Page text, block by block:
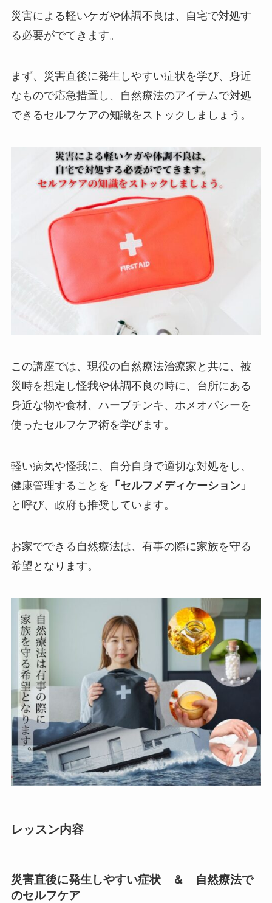
災害による軽いケガや体調不良は、自宅で対処す
る必要がでてきます。
まず、災害直後に発生しやすい症状を学び、身近
なもので応急措置し、自然療法のアイテムで対処
できるセルフケアの知識をストックしましょう。
この講座では、現役の自然療法治療家と共に、被
災時を想定し怪我や体調不良の時に、台所にある
身近な物や食材、ハーブチンキ、ホメオパシーを
使ったセルフケア術を学びます。
軽い病気や怪我に、自分自身で適切な対処をし、
健康管理することを 「セルフメディケーション」
と呼び、政府も推奨しています。
お家でできる自然療法は、有事の際に家族を守る
希望となります。
レッスン内容
災害直後に発生しやすい症状 ＆ 自然療法で
のセルフケア